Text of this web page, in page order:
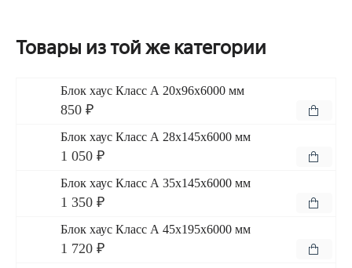
Товары из той же категории
Блок хаус Класс А 20x96x6000 мм
850 ₽
Блок хаус Класс А 28x145x6000 мм
1 050 ₽
Блок хаус Класс А 35x145x6000 мм
1 350 ₽
Блок хаус Класс А 45x195x6000 мм
1 720 ₽